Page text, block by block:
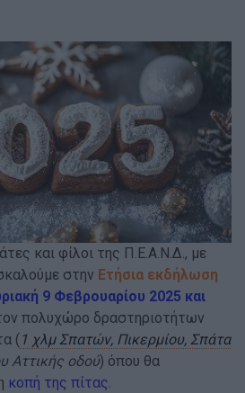
και φίλοι της Π.Ε.Α.Ν.Δ., με
στην Ετήσια εκδήλωση
9 Φεβρουαρίου 2025 και
πολυχώρο δραστηριοτήτων
( 1 χλμ Σπατών, Πικερμίου, Σπάτα
Αττικής οδού) όπου θα
κοπή της πίτας